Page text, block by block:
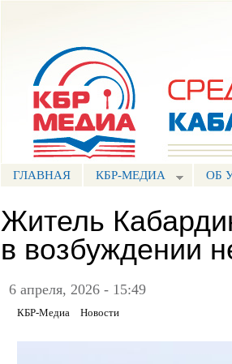
ГЛАВНАЯ КБР-МЕДИА ОБ
Житель
в возбуждении
6 апреля, 2026 - 15:49
КБР-Медиа Новости